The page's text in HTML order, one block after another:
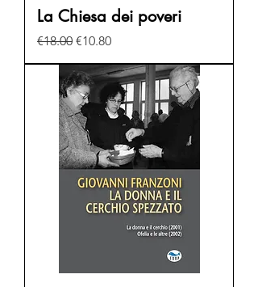
La Chiesa dei poveri
Regular Price
€18.00 Sale Price
€10.80